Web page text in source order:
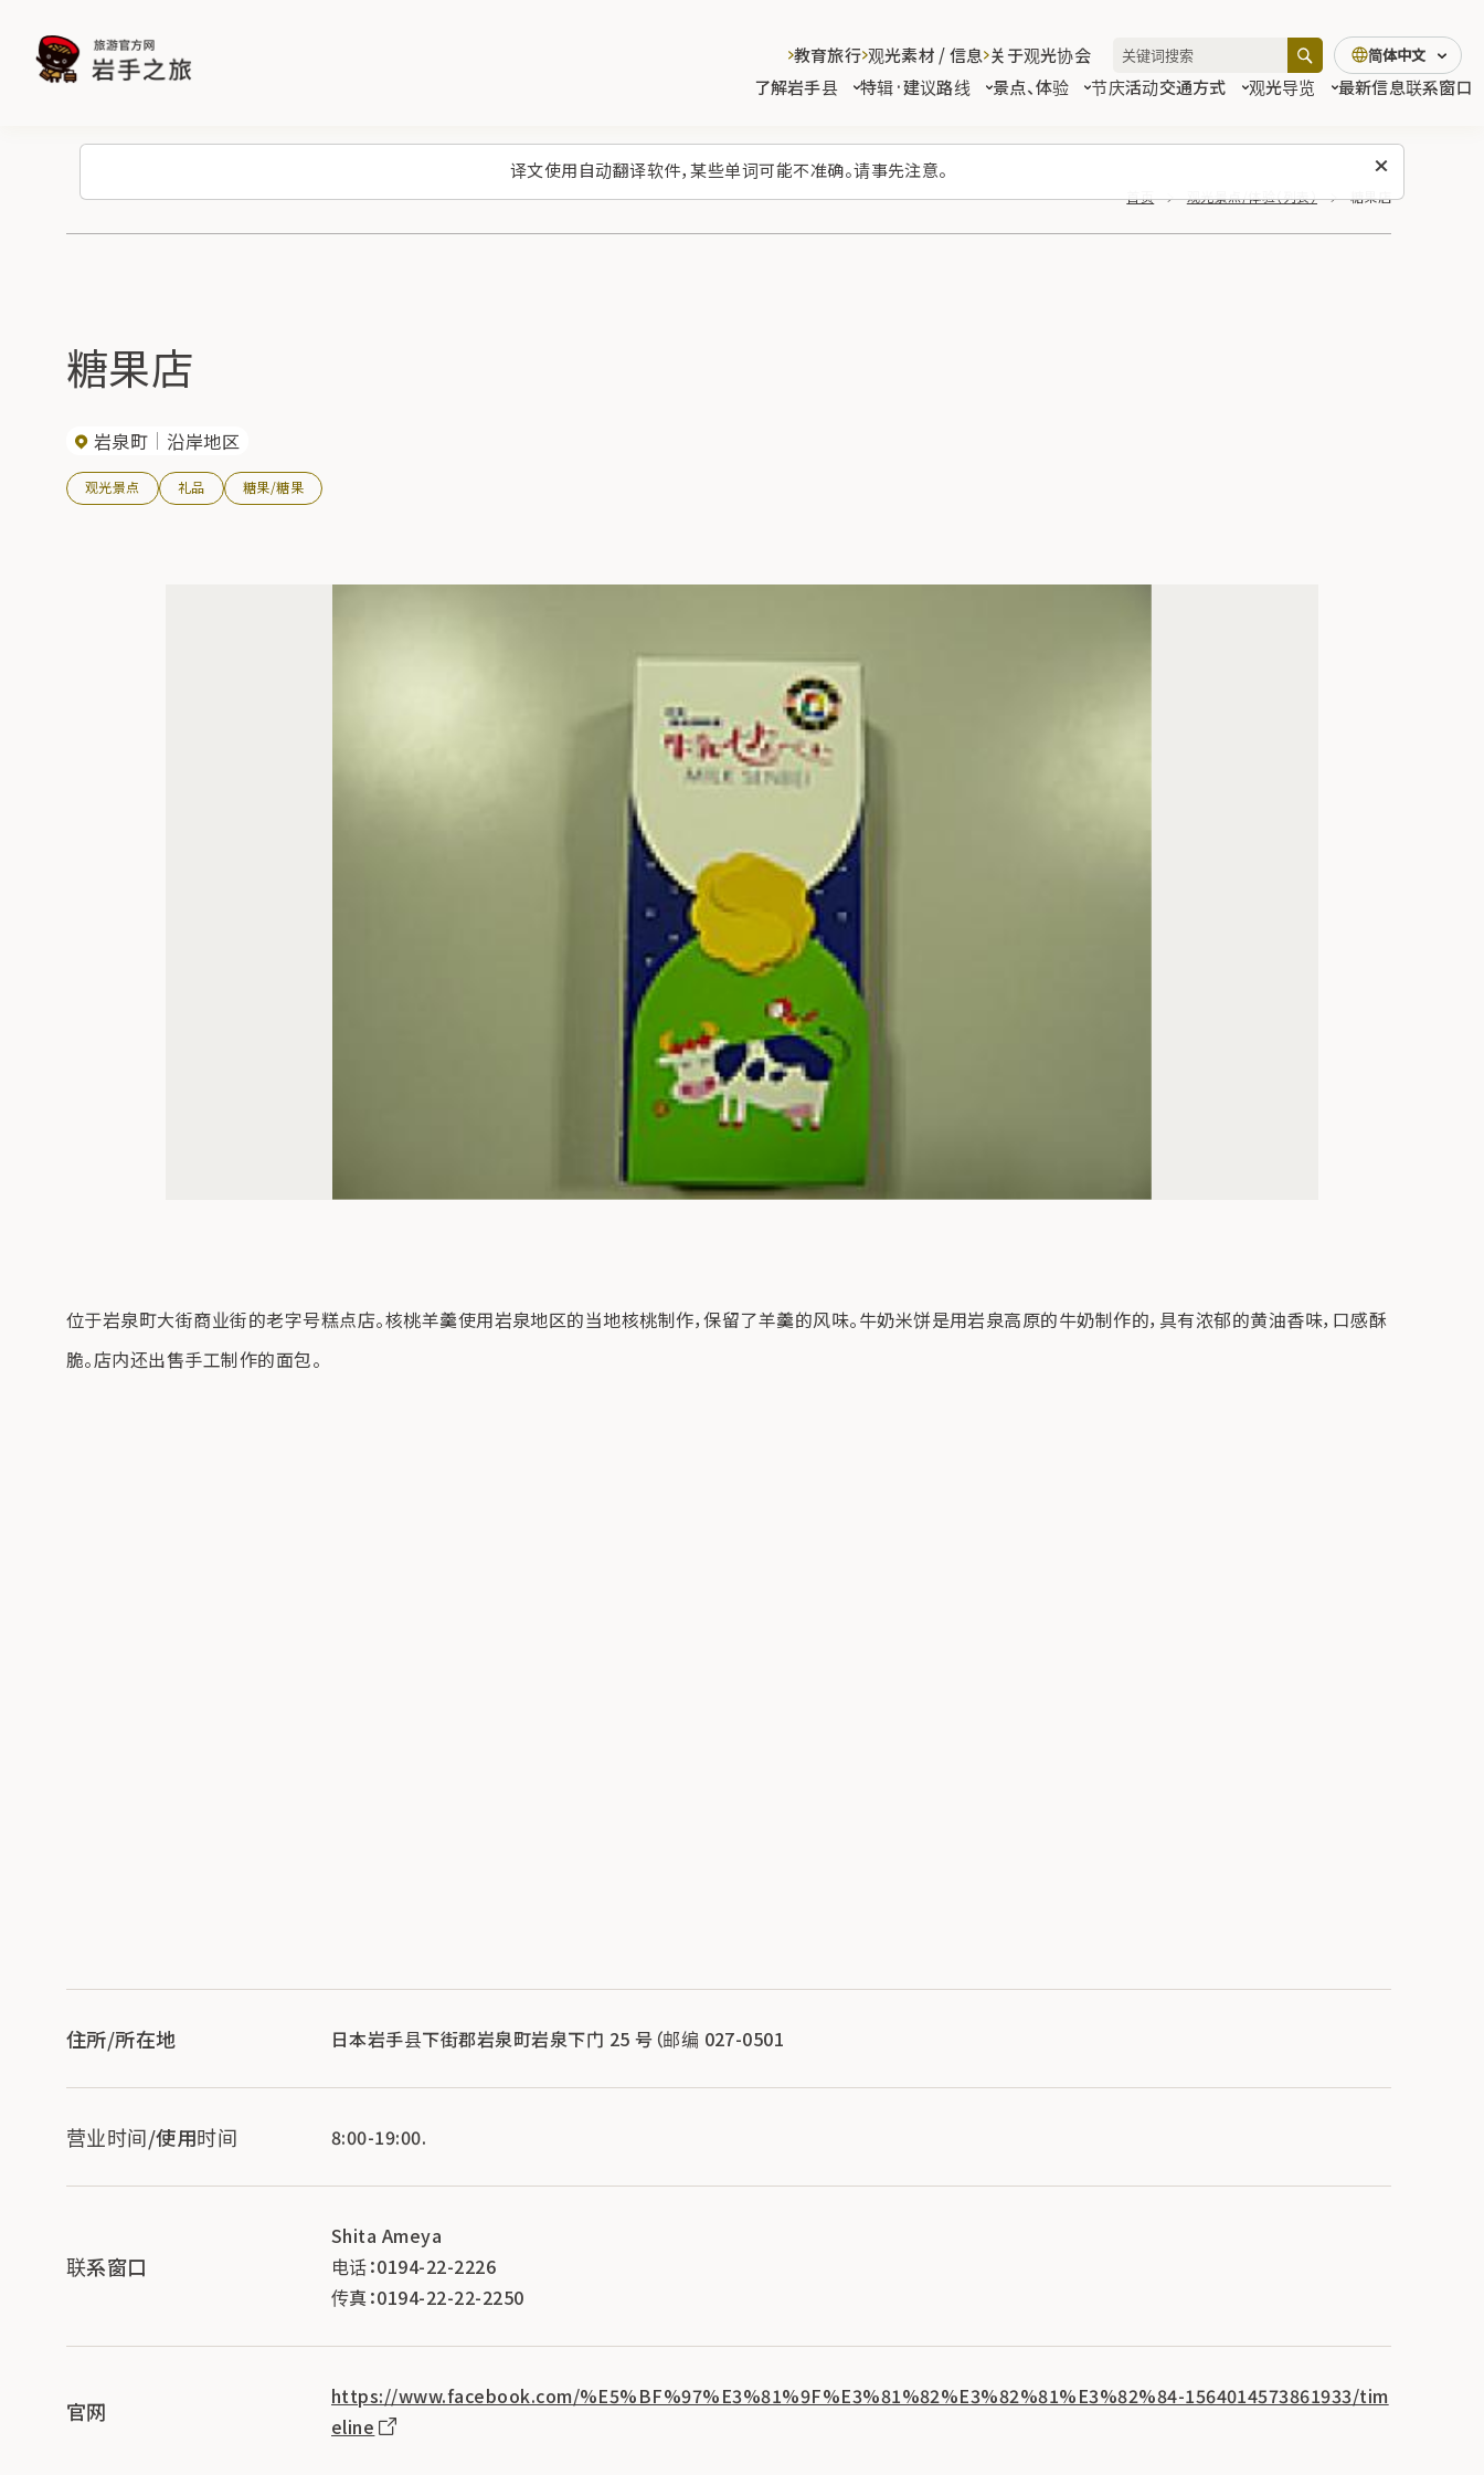
译文使用自动翻译软件，某些单词可能不准确。请事先注意。
了解岩手县 特辑·建议路线 景点、体验 节庆活动交通方式 观光导览 最新信息联系窗口
教育旅行 观光素材 / 信息 关于观光协会 简体中文
首页 观光景点/体验（列表） 糖果店
糖果店
岩泉町 沿岸地区
观光景点 礼品 糖果/糖果
位于岩泉町大街商业街的老字号糕点店。核桃羊羹使用岩泉地区的当地核桃制作，保留了羊羹的风味。牛奶米饼是用岩泉高原的牛奶制作的，具有浓郁的黄油香味，口感酥
脆。店内还出售手工制作的面包。
住所/所在地 日本岩手县下街郡岩泉町岩泉下门 25 号（邮编 027-0501
营业时间/使用时间 8:00-19:00.
联系窗口
Shita Ameya
电话：0194-22-2226
传真：0194-22-22-2250
官网
https://www.facebook.com/%E5%BF%97%E3%81%9F%E3%81%82%E3%82%81%E3%82%84-1564014573861933/tim
eline